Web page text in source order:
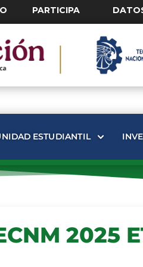
PARTICIPA
ESTUDIANTIL
2025